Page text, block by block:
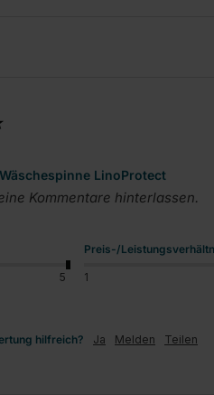
LinoProtect
Kommentare hinterlassen.
5
Preis-/
1
hilfreich? Ja Melden Teilen